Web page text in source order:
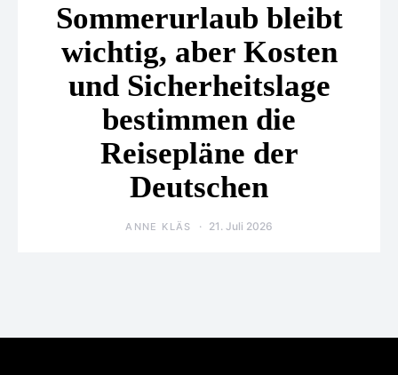
Sommerurlaub bleibt
wichtig, aber Kosten
und Sicherheitslage
bestimmen die
Reisepläne der
Deutschen
ANNE KLÄS 21. Juli 2026